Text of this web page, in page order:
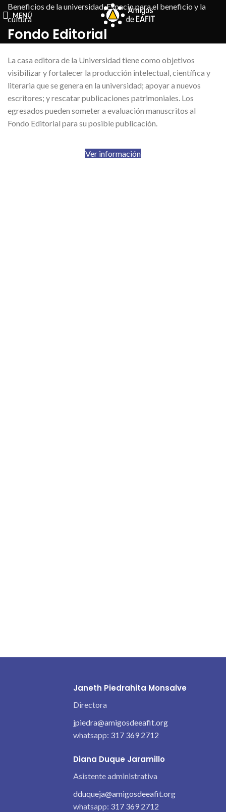
MENÚ
Beneficios de la universidad,Espacio para el beneficio y la
cultura
Fondo Editorial
La casa editora de la Universidad tiene como objetivos
visibilizar y fortalecer la producción intelectual, científica y
literaria que se genera en la universidad; apoyar a nuevos
escritores; y rescatar publicaciones patrimoniales. Los
egresados pueden someter a evaluación manuscritos al
Fondo Editorial para su posible publicación.
Ver información
Janeth Piedrahita Monsalve
Directora
jpiedra@amigosdeeafit.org
whatsapp: 317 369 2712
Diana Duque Jaramillo
Asistente administrativa
dduqueja@amigosdeeafit.org
whatsapp: 317 369 2712